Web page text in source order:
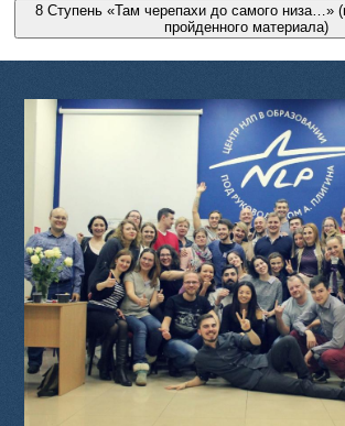
8 Ступень «Там черепахи до самого низа…»
пройденного материала)